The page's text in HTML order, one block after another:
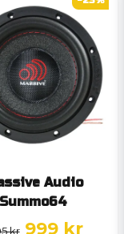
Audio
Summo64
kr 999 kr